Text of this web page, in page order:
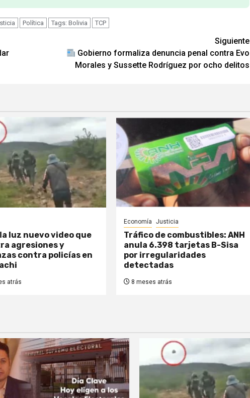
Política Tags: Bolivia TCP
Siguiente
Gobierno formaliza denuncia penal contra Evo
Morales y Sussette Rodríguez por ocho delitos
luz nuevo video que
agresiones y
contra policías en
atrás
Economía Justicia
Tráfico de combustibles: ANH
anula 6.398 tarjetas B-Sisa
por irregularidades
detectadas
8 meses atrás